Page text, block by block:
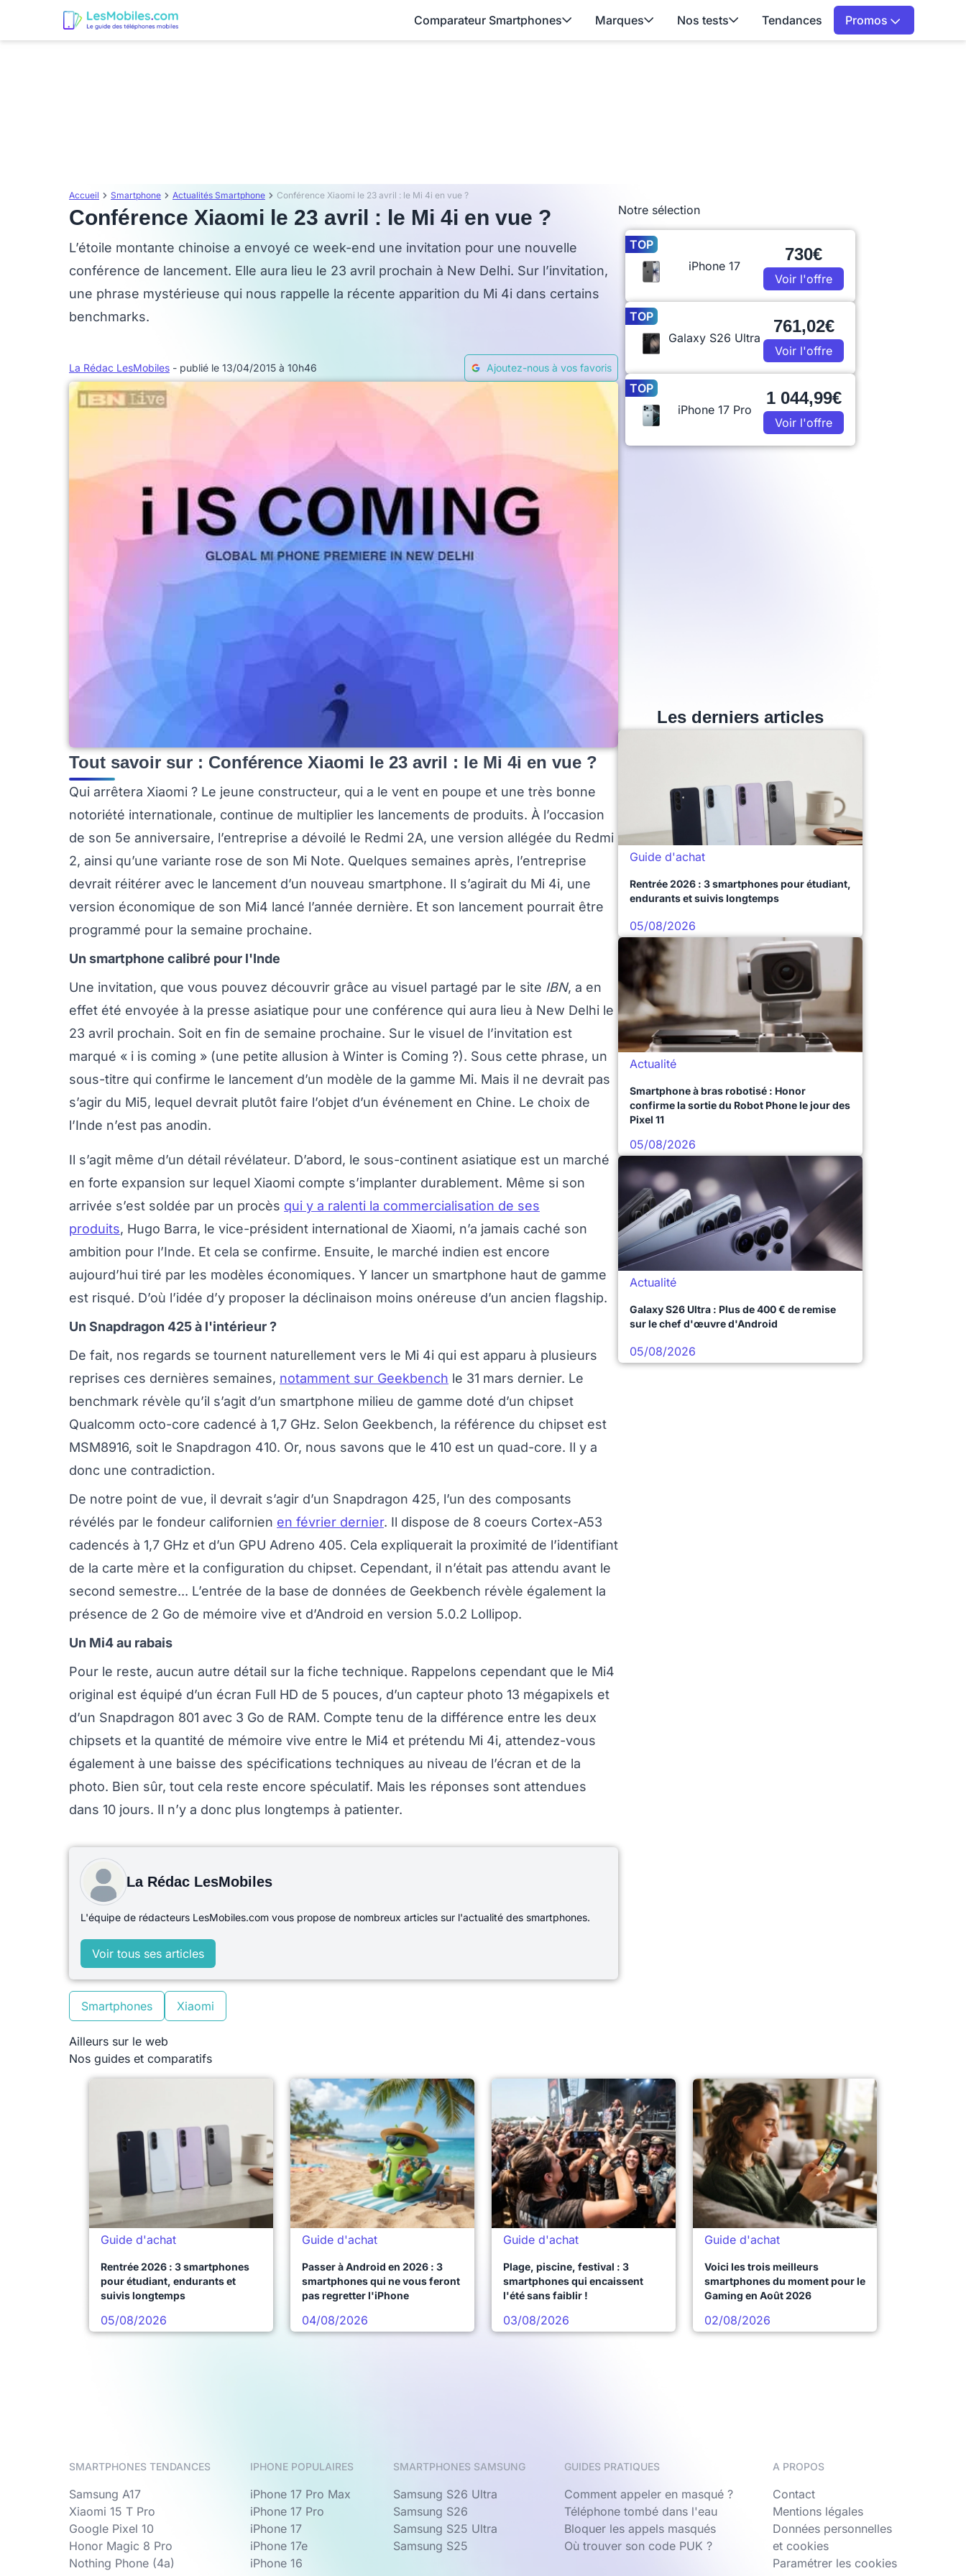
Comparateur Smartphones Marques Nos tests Tendances Promos
Accueil Smartphone Actualités Smartphone Conférence Xiaomi le 23 avril : le Mi 4i en vue ?
Conférence Xiaomi le 23 avril : le Mi 4i en vue ?
L’étoile montante chinoise a envoyé ce week-end une invitation pour une nouvelle
conférence de lancement. Elle aura lieu le 23 avril prochain à New Delhi. Sur l’invitation,
une phrase mystérieuse qui nous rappelle la récente apparition du Mi 4i dans certains
benchmarks.
La Rédac LesMobiles - publié le 13/04/2015 à 10h46 Ajoutez-nous à vos favoris
Tout savoir sur : Conférence Xiaomi le 23 avril : le Mi 4i en vue ?
Qui arrêtera Xiaomi ? Le jeune constructeur, qui a le vent en poupe et une très bonne
notoriété internationale, continue de multiplier les lancements de produits. À l’occasion
de son 5e anniversaire, l’entreprise a dévoilé le Redmi 2A, une version allégée du Redmi
2, ainsi qu’une variante rose de son Mi Note. Quelques semaines après, l’entreprise
devrait réitérer avec le lancement d’un nouveau smartphone. Il s’agirait du Mi 4i, une
version économique de son Mi4 lancé l’année dernière. Et son lancement pourrait être
programmé pour la semaine prochaine.
Un smartphone calibré pour l'Inde
Une invitation, que vous pouvez découvrir grâce au visuel partagé par le site IBN, a en
effet été envoyée à la presse asiatique pour une conférence qui aura lieu à New Delhi le
23 avril prochain. Soit en fin de semaine prochaine. Sur le visuel de l’invitation est
marqué « i is coming » (une petite allusion à Winter is Coming ?). Sous cette phrase, un
sous-titre qui confirme le lancement d’un modèle de la gamme Mi. Mais il ne devrait pas
s’agir du Mi5, lequel devrait plutôt faire l’objet d’un événement en Chine. Le choix de
l’Inde n’est pas anodin.
Il s’agit même d’un détail révélateur. D’abord, le sous-continent asiatique est un marché
en forte expansion sur lequel Xiaomi compte s’implanter durablement. Même si son
arrivée s’est soldée par un procès qui y a ralenti la commercialisation de ses
produits, Hugo Barra, le vice-président international de Xiaomi, n’a jamais caché son
ambition pour l’Inde. Et cela se confirme. Ensuite, le marché indien est encore
aujourd’hui tiré par les modèles économiques. Y lancer un smartphone haut de gamme
est risqué. D’où l’idée d’y proposer la déclinaison moins onéreuse d’un ancien flagship.
Un Snapdragon 425 à l'intérieur ?
De fait, nos regards se tournent naturellement vers le Mi 4i qui est apparu à plusieurs
reprises ces dernières semaines, notamment sur Geekbench le 31 mars dernier. Le
benchmark révèle qu’il s’agit d’un smartphone milieu de gamme doté d’un chipset
Qualcomm octo-core cadencé à 1,7 GHz. Selon Geekbench, la référence du chipset est
MSM8916, soit le Snapdragon 410. Or, nous savons que le 410 est un quad-core. Il y a
donc une contradiction.
De notre point de vue, il devrait s’agir d’un Snapdragon 425, l’un des composants
révélés par le fondeur californien en février dernier. Il dispose de 8 coeurs Cortex-A53
cadencés à 1,7 GHz et d’un GPU Adreno 405. Cela expliquerait la proximité de l’identifiant
de la carte mère et la configuration du chipset. Cependant, il n’était pas attendu avant le
second semestre... L’entrée de la base de données de Geekbench révèle également la
présence de 2 Go de mémoire vive et d’Android en version 5.0.2 Lollipop.
Un Mi4 au rabais
Pour le reste, aucun autre détail sur la fiche technique. Rappelons cependant que le Mi4
original est équipé d’un écran Full HD de 5 pouces, d’un capteur photo 13 mégapixels et
d’un Snapdragon 801 avec 3 Go de RAM. Compte tenu de la différence entre les deux
chipsets et la quantité de mémoire vive entre le Mi4 et prétendu Mi 4i, attendez-vous
également à une baisse des spécifications techniques au niveau de l’écran et de la
photo. Bien sûr, tout cela reste encore spéculatif. Mais les réponses sont attendues
dans 10 jours. Il n’y a donc plus longtemps à patienter.
La Rédac LesMobiles
L'équipe de rédacteurs LesMobiles.com vous propose de nombreux articles sur l'actualité des smartphones.
Voir tous ses articles
Smartphones Xiaomi
Ailleurs sur le web
Notre sélection
TOP
iPhone 17
730€
Voir l'offre
TOP
Galaxy S26 Ultra
761,02€
Voir l'offre
TOP
iPhone 17 Pro
1 044,99€
Voir l'offre
Les derniers articles
Guide d'achat
Rentrée 2026 : 3 smartphones pour étudiant,
endurants et suivis longtemps
05/08/2026
Actualité
Smartphone à bras robotisé : Honor
confirme la sortie du Robot Phone le jour des
Pixel 11
05/08/2026
Actualité
Galaxy S26 Ultra : Plus de 400 € de remise
sur le chef d'œuvre d'Android
05/08/2026
Nos guides et comparatifs
Guide d'achat
Rentrée 2026 : 3 smartphones
pour étudiant, endurants et
suivis longtemps
05/08/2026
Guide d'achat
Passer à Android en 2026 : 3
smartphones qui ne vous feront
pas regretter l'iPhone
04/08/2026
Guide d'achat
Plage, piscine, festival : 3
smartphones qui encaissent
l'été sans faiblir !
03/08/2026
Guide d'achat
Voici les trois meilleurs
smartphones du moment pour le
Gaming en Août 2026
02/08/2026
SMARTPHONES TENDANCES
Samsung A17
Xiaomi 15 T Pro
Google Pixel 10
Honor Magic 8 Pro
Nothing Phone (4a)
IPHONE POPULAIRES
iPhone 17 Pro Max
iPhone 17 Pro
iPhone 17
iPhone 17e
iPhone 16
SMARTPHONES SAMSUNG
Samsung S26 Ultra
Samsung S26
Samsung S25 Ultra
Samsung S25
GUIDES PRATIQUES
Comment appeler en masqué ?
Téléphone tombé dans l'eau
Bloquer les appels masqués
Où trouver son code PUK ?
A PROPOS
Contact
Mentions légales
Données personnelles
et cookies
Paramétrer les cookies